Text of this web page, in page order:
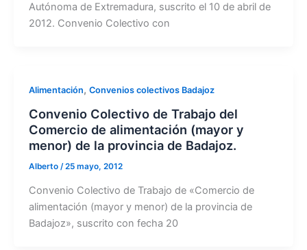
Autónoma de Extremadura, suscrito el 10 de abril de
2012. Convenio Colectivo con
Alimentación, Convenios colectivos Badajoz
Convenio Colectivo de Trabajo del
Comercio de alimentación (mayor y
menor) de la provincia de Badajoz.
Alberto /25 mayo, 2012
Convenio Colectivo de Trabajo de «Comercio de
alimentación (mayor y menor) de la provincia de
Badajoz», suscrito con fecha 20